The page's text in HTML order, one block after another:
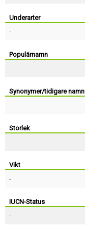
Underarter
-
Populärnamn
Synonymer/tidigare namn
Storlek
Vikt
-
IUCN-Status
-